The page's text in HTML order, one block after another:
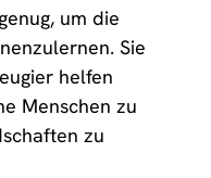
um die
Sie
helfen
Menschen zu
zu